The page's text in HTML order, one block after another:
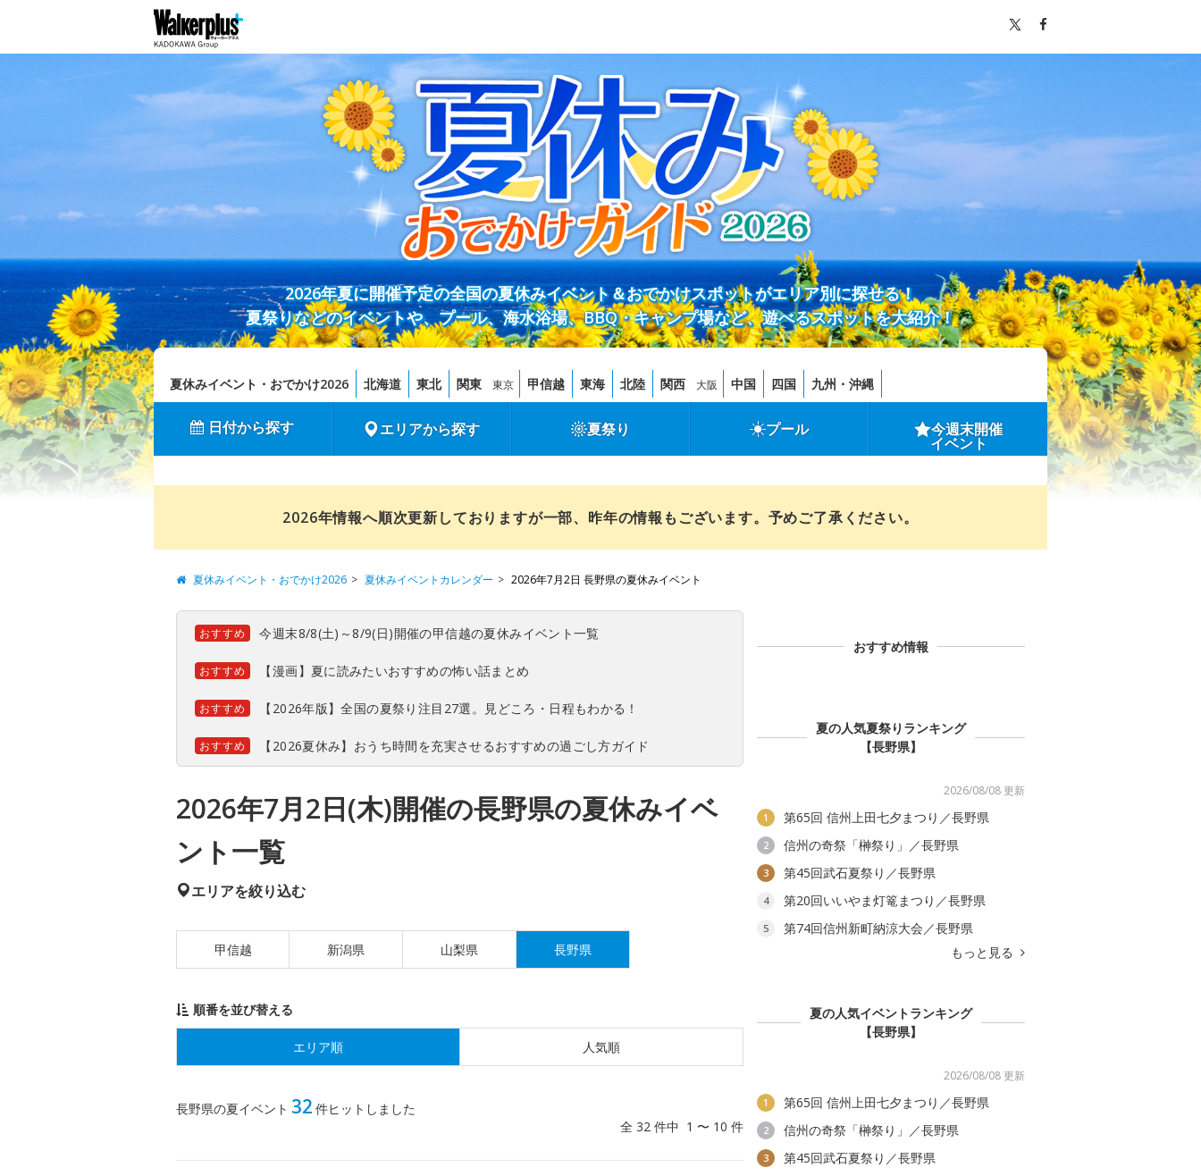
2026年夏に開催予定の全国の夏休みイベント＆おでかけスポットがエリア別に探せる！
夏祭りなどのイベントや、プール、海水浴場、BBQ・キャンプ場など、遊べるスポットを大紹介！
夏休みイベント・おでかけ2026 北海道 東北 関東 東京 甲信越 東海 北陸 関西 大阪 中国 四国 九州・沖縄
日付から探す エリアから探す 夏祭り プール 今週末開催
イベント
2026年情報へ順次更新しておりますが一部、昨年の情報もございます。予めご了承ください。
夏休みイベント・おでかけ2026 夏休みイベントカレンダー 2026年7月2日 長野県の夏休みイベント
おすすめ 今週末8/8(土)～8/9(日)開催の甲信越の夏休みイベント一覧
おすすめ 【漫画】夏に読みたいおすすめの怖い話まとめ
おすすめ 【2026年版】全国の夏祭り注目27選。見どころ・日程もわかる！
おすすめ 【2026夏休み】おうち時間を充実させるおすすめの過ごし方ガイド
2026年7月2日(木)開催の長野県の夏休みイベ
ント一覧
エリアを絞り込む
甲信越 新潟県 山梨県 長野県
順番を並び替える
エリア順 人気順
長野県の夏イベント 32 件ヒットしました
全 32 件中 1 〜 10 件
おすすめ情報
夏の人気夏祭りランキング
【長野県】
2026/08/08 更新
1 第65回 信州上田七夕まつり／長野県
2 信州の奇祭「榊祭り」／長野県
3 第45回武石夏祭り／長野県
4 第20回いいやま灯篭まつり／長野県
5
第74回信州新町納涼大会／長野県
もっと見る
夏の人気イベントランキング
【長野県】
2026/08/08 更新
1 第65回 信州上田七夕まつり／長野県
2 信州の奇祭「榊祭り」／長野県
3 第45回武石夏祭り／長野県